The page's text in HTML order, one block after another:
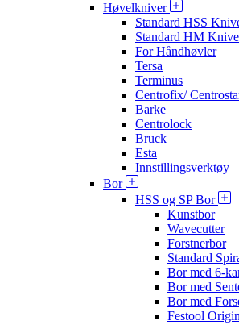
Høvelkniver
Standard HSS
Standard HM
For Håndhøvler
Tersa
Terminus
Centrofix/
Barke
Centrolock
Bruck
Esta
Innstillingsverktøy
Bor
HSS og SP Bor
Kunstbor
Wavecutter
Forstnerbor
Standard
Bor med 6-
Bor med
Bor med
Festool